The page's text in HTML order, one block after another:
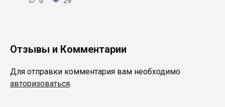
Отзывы и Комментарии
Для отправки комментария вам необходимо
авторизоваться.